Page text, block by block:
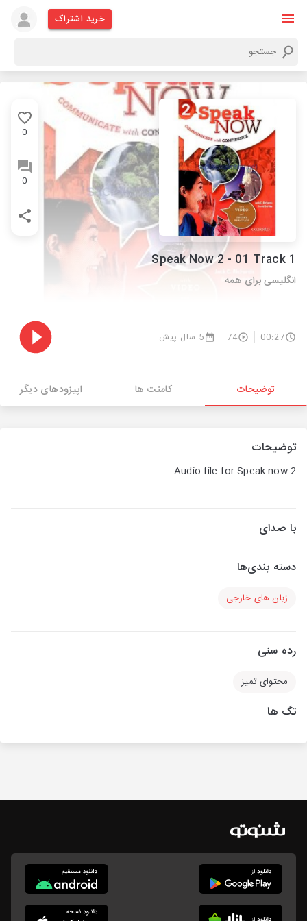
خرید اشتراک
0
0
Speak Now 2 - 01 Track 1
انگلیسی برای همه
00:27
74 5 سال پیش
توضیحات کامنت ها اپیزودهای دیگر
توضیحات
Audio file for Speak now 2
با صدای
دسته بندی‌ها
زبان های خارجی
رده سنی
محتوای تمیز
تگ ها